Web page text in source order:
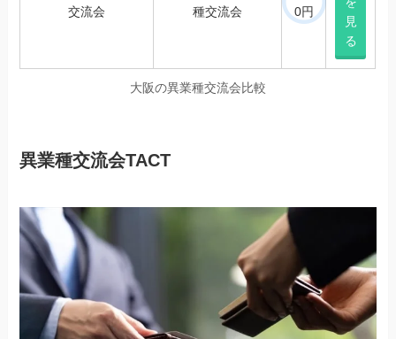
交流会
種交流会
0円
見
る
大阪の異業種交流会比較
異業種交流会TACT